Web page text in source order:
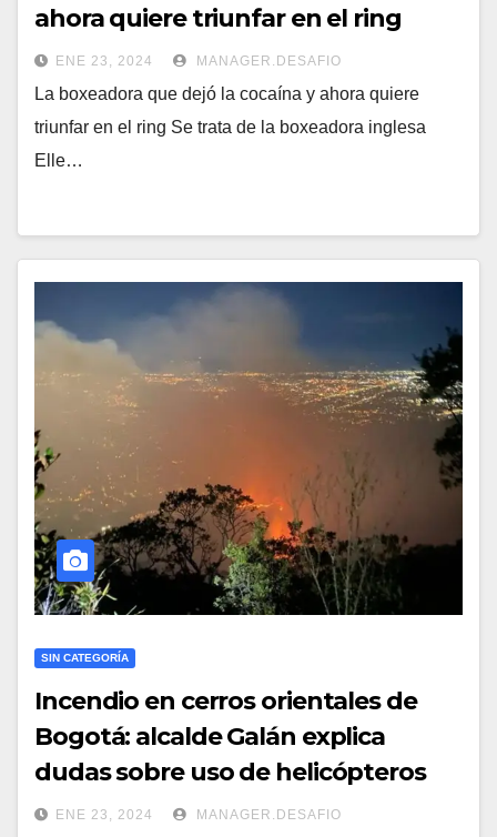
ahora quiere triunfar en el ring​
ENE 23, 2024 MANAGER.DESAFIO
La boxeadora que dejó la cocaína y ahora quiere
triunfar en el ring Se trata de la boxeadora inglesa
Elle…
SIN CATEGORÍA
Incendio en cerros orientales de
Bogotá: alcalde Galán explica
dudas sobre uso de helicópteros
ENE 23, 2024 MANAGER.DESAFIO